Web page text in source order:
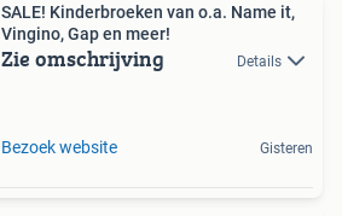
SALE! Kinderbroeken van o.a. Name it,
Vingino, Gap en meer!
Zie omschrijving Details
Bezoek website Gisteren